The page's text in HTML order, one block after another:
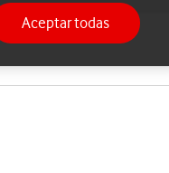
Aceptar todas